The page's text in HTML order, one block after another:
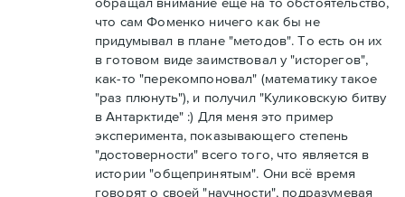
что сам Фоменко ничего как бы не
придумывал в плане "методов". То есть он их
в готовом виде заимствовал у "исторегов",
как-то "перекомпоновал" (математику такое
"раз плюнуть"), и получил "Куликовскую битву
в Антарктиде" :) Для меня это пример
эксперимента, показывающего степень
"достоверности" всего того, что является в
истории "общепринятым". Они всё время
говорят о своей "научности", подразумевая